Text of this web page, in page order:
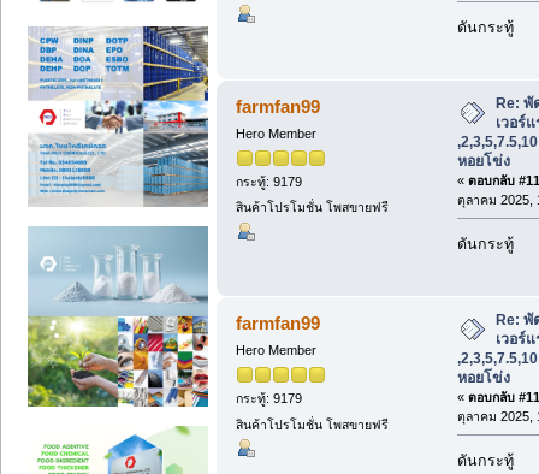
ดันกระทู้
farmfan99
Hero Member
กระทู้: 9179
สินค้าโปรโมชั่น โพสขายฟรี
Re: พั
เวอร์
หอยโข่ง
« ตอบกลับ
ตุลาคม 2025,
ดันกระทู้
farmfan99
Hero Member
กระทู้: 9179
สินค้าโปรโมชั่น โพสขายฟรี
Re: พั
เวอร์
หอยโข่ง
« ตอบกลับ
ตุลาคม 2025,
ดันกระทู้